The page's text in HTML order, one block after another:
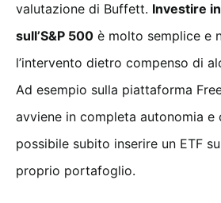
valutazione di Buffett. Investire
sull’S&P 500 è molto semplice e
l’intervento dietro compenso di
Ad esempio sulla piattaforma
avviene in completa autonomia
possibile subito inserire un ETF
proprio portafoglio.